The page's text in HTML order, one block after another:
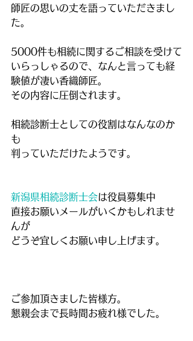
師匠の思いの丈を語っていただきまし
た。
5000件も相続に関するご相談を受けて
いらっしゃるので、なんと言っても経
験値が凄い香織師匠。
その内容に圧倒されます。
相続診断士としての役割はなんなのか
も
判っていただけたようです。
新潟県相続診断士会は役員募集中
直接お願いメールがいくかもしれませ
んが
どうぞ宜しくお願い申し上げます。
ご参加頂きました皆様方。
懇親会まで長時間お疲れ様でした。